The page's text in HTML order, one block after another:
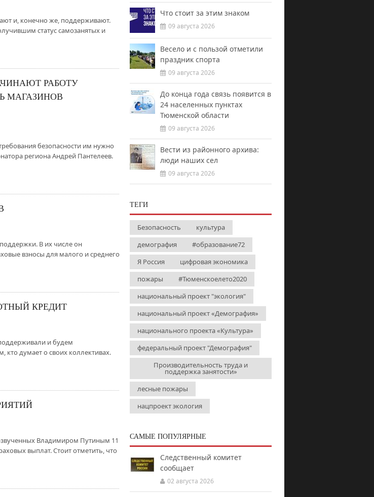
и, конечно же, поддерживают.
статус самозанятых и
РАБОТУ
МАГАЗИНОВ
безопасности им нужно
региона Андрей Пантелеев.
В их числе он
взносы для малого и среднего
КРЕДИТ
и будем
кто думает о своих коллективах.
Владимиром Путиным 11
выплат. Стоит отметить, что
Что стоит за этим знаком
09 августа 2026
Весело и с пользой отметили
праздник спорта
09 августа 2026
До конца года связь появится в
24 населенных пунктах
Тюменской области
09 августа 2026
Вести из районного архива:
люди наших сел
09 августа 2026
ТЕГИ
Безопасность
культура
демография
#образование72
Я Россия
цифровая экономика
пожары
#Тюменскоелето2020
национальный проект "экология"
национальный проект «Демография»
национального проекта «Культура»
федеральный проект "Демография"
Производительность труда и
поддержка занятости»
лесные пожары
нацпроект экология
САМЫЕ ПОПУЛЯРНЫЕ
Следственный комитет
сообщает
02 августа 2026